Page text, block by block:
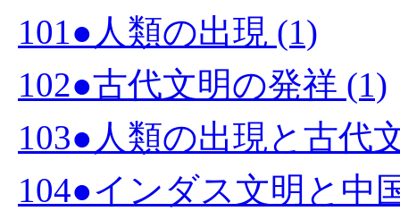
101●人類の出現 (1)
102●古代文明の発祥 (1)
103●人類の出現と古代
104●インダス文明と中